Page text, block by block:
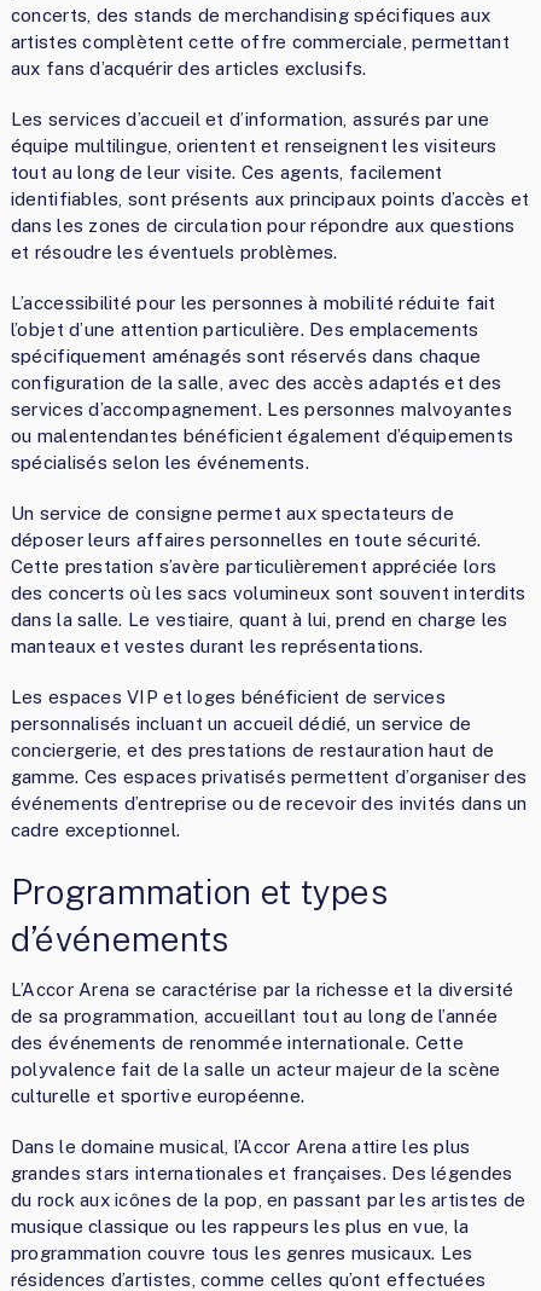
concerts, des stands de merchandising spécifiques aux
artistes complètent cette offre commerciale, permettant
aux fans d’acquérir des articles exclusifs.
Les services d’accueil et d’information, assurés par une
équipe multilingue, orientent et renseignent les visiteurs
tout au long de leur visite. Ces agents, facilement
identifiables, sont présents aux principaux points d’accès et
dans les zones de circulation pour répondre aux questions
et résoudre les éventuels problèmes.
L’accessibilité pour les personnes à mobilité réduite fait
l’objet d’une attention particulière. Des emplacements
spécifiquement aménagés sont réservés dans chaque
configuration de la salle, avec des accès adaptés et des
services d’accompagnement. Les personnes malvoyantes
ou malentendantes bénéficient également d’équipements
spécialisés selon les événements.
Un service de consigne permet aux spectateurs de
déposer leurs affaires personnelles en toute sécurité.
Cette prestation s’avère particulièrement appréciée lors
des concerts où les sacs volumineux sont souvent interdits
dans la salle. Le vestiaire, quant à lui, prend en charge les
manteaux et vestes durant les représentations.
Les espaces VIP et loges bénéficient de services
personnalisés incluant un accueil dédié, un service de
conciergerie, et des prestations de restauration haut de
gamme. Ces espaces privatisés permettent d’organiser des
événements d’entreprise ou de recevoir des invités dans un
cadre exceptionnel.
Programmation et types
d’événements
L’Accor Arena se caractérise par la richesse et la diversité
de sa programmation, accueillant tout au long de l’année
des événements de renommée internationale. Cette
polyvalence fait de la salle un acteur majeur de la scène
culturelle et sportive européenne.
Dans le domaine musical, l’Accor Arena attire les plus
grandes stars internationales et françaises. Des légendes
du rock aux icônes de la pop, en passant par les artistes de
musique classique ou les rappeurs les plus en vue, la
programmation couvre tous les genres musicaux. Les
résidences d’artistes, comme celles qu’ont effectuées